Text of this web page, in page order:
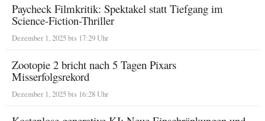
Paycheck Filmkritik: Spektakel statt Tiefgang im
Science-Fiction-Thriller
Dezember 1, 2025 bis 17:29 Uhr
Zootopie 2 bricht nach 5 Tagen Pixars
Misserfolgsrekord
Dezember 1, 2025 bis 16:28 Uhr